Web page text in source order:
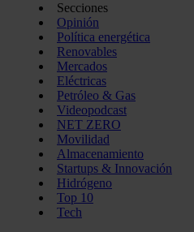
Secciones
Opinión
Política energética
Renovables
Mercados
Eléctricas
Petróleo & Gas
Videopodcast
NET ZERO
Movilidad
Almacenamiento
Startups & Innovación
Hidrógeno
Top 10
Tech